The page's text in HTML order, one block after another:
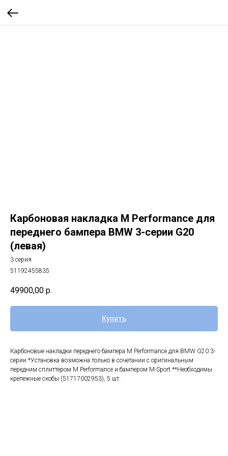
Карбоновая накладка M Performance для
переднего бампера BMW 3-серии G20
(левая)
3 серия
51192455835
49900,00 р.
Купить
Карбоновые накладки переднего бампера M Performance для BMW G20 3-
серии *Установка возможна только в сочетании с оригинальным
передним сплиттером M Performance и бампером M-Sport **Необходимы
крепежные скобы (51717002953), 5 шт.